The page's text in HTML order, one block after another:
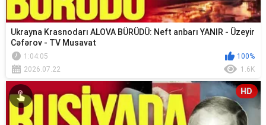
Ukrayna Krasnodarı ALOVA BÜRÜDÜ: Neft anbarı YANIR - Üzeyir
Cəfərov - TV Musavat
1:04:05
100%
2026.07.22
1.6K
HD